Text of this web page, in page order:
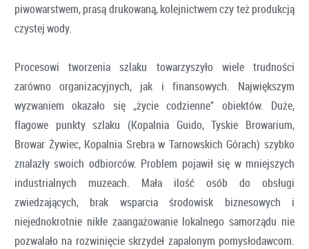
piwowarstwem, prasą drukowaną, kolejnictwem czy też produkcją
czystej wody.
Procesowi tworzenia szlaku towarzyszyło wiele trudności
zarówno organizacyjnych, jak i finansowych. Największym
wyzwaniem okazało się „życie codzienne” obiektów. Duże,
flagowe punkty szlaku (Kopalnia Guido, Tyskie Browarium,
Browar Żywiec, Kopalnia Srebra w Tarnowskich Górach) szybko
znalazły swoich odbiorców. Problem pojawił się w mniejszych
industrialnych muzeach. Mała ilość osób do obsługi
zwiedzających, brak wsparcia środowisk biznesowych i
niejednokrotnie nikłe zaangażowanie lokalnego samorządu nie
pozwalało na rozwinięcie skrzydeł zapalonym pomysłodawcom.